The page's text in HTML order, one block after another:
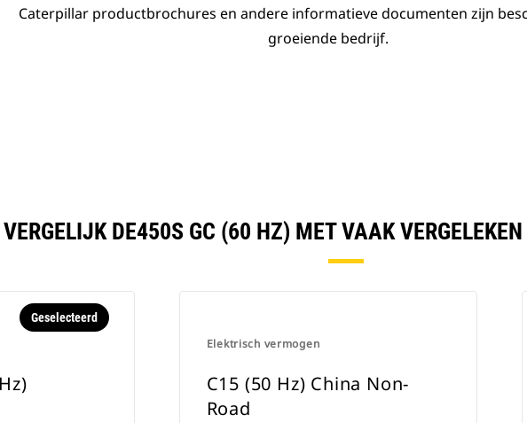
Caterpillar productbrochures en andere informatieve documenten zijn
groeiende bedrijf.
VERGELIJK DE450S GC (60 HZ) MET VAAK
Geselecteerd
Elektrisch vermogen
C15 (50 Hz) China Non-
Road